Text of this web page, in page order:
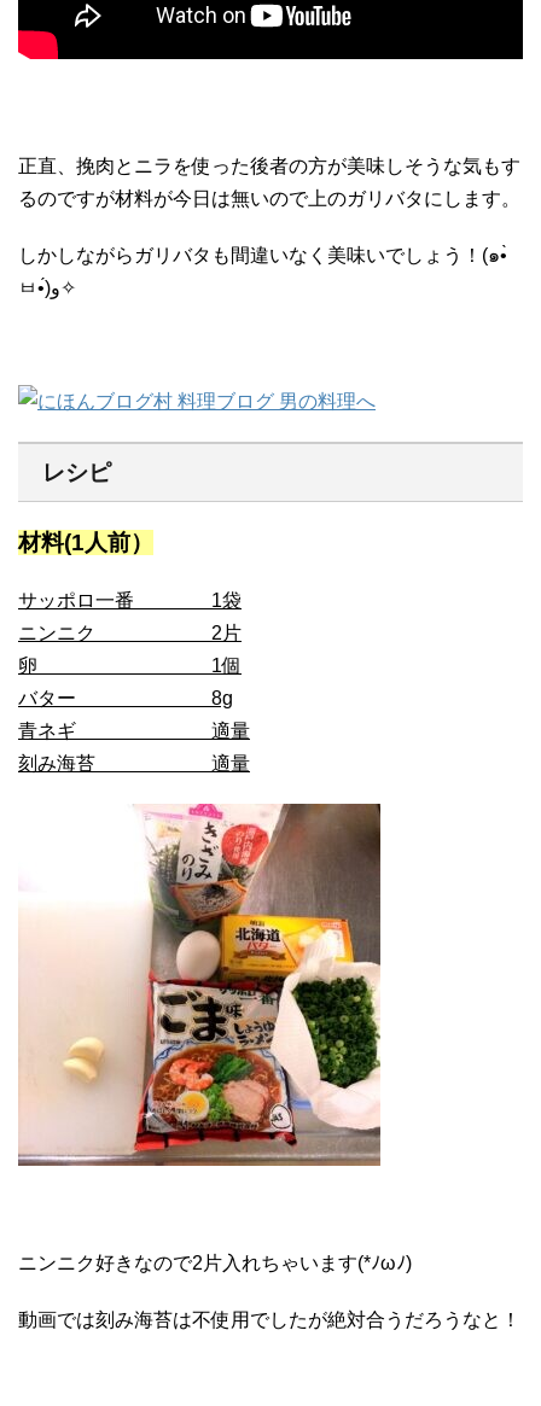
正直、挽肉とニラを使った後者の方が美味しそうな気もす
るのですが材料が今日は無いので上のガリバタにします。
しかしながらガリバタも間違いなく美味いでしょう！(๑•̀
ㅂ•́)و✧
レシピ
材料(1人前）
サッポロ一番 1袋
ニンニク 2片
卵 1個
バター 8g
青ネギ 適量
刻み海苔 適量
ニンニク好きなので2片入れちゃいます(*ﾉωﾉ)
動画では刻み海苔は不使用でしたが絶対合うだろうなと！